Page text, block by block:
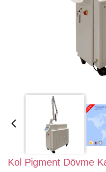
Kol Pigment Dövme